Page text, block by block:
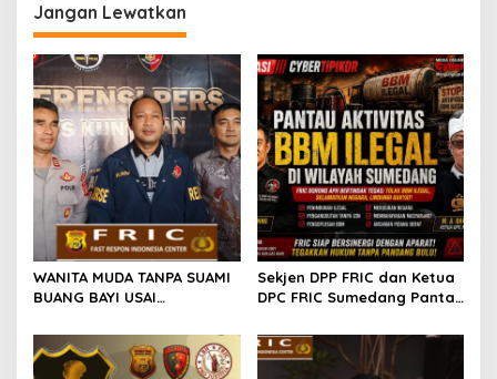
Jangan Lewatkan
WANITA MUDA TANPA SUAMI
BUANG BAYI USAI
Sekjen DPP FRIC dan Ketua
DPC FRIC Sumedang Pantau
Ilegal di Wilayah
Sumedang, Minta APH